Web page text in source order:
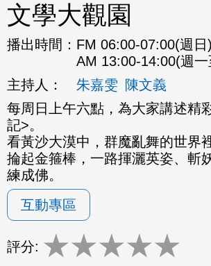
文學大觀園
播出時間： FM 06:00-07:00(週日)
AM 13:00-14:00(週
主持人：
朱嘉雯 陳文義
每周日上午六點，為大家講述精
記>。
看黃沙大漠中，群魔亂舞的世界
掄起金箍棒，一路揮灑英姿、斬
練成佛。
互動專區
評分: ★★★★★